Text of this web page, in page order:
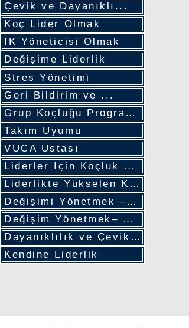
Çevik ve Dayanıklı...
Koç Lider Olmak
İK Yöneticisi Olmak
Değişime Liderlik
Stres Yönetimi
Geri Bildirim ve ...
Grup Koçluğu Programları
Takım Uyumu
VUCA Ustası
Liderler İçin Koçluk Becerileri
Liderlikte Yükselen Kadınlar
Değişimi Yönetmek – Liderler
Değişim Yönetmek– Çalışanlar
Dayanıklılık ve Çeviklik
Kendine Liderlik